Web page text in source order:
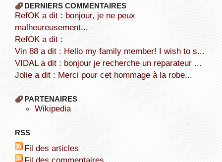
DERNIERS COMMENTAIRES
refOK a dit : bonjour, je ne peux
malheureusement...
refOK a dit :
Vin 88 a dit : Hello my family member! I wish to s...
VIDAL a dit : bonjour je recherche un reparateur ...
Jolie a dit : Merci pour cet hommage à la robe...
PARTENAIRES
wikipedia
RSS
Fil des articles
Fil des commentaires